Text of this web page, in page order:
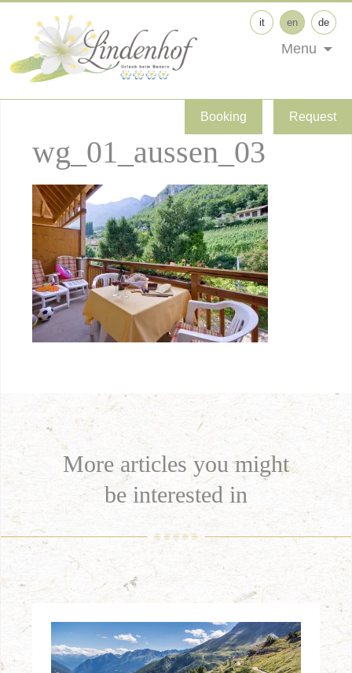
Booking Request
it en de
Menu
wg_01_aussen_03
More articles you might
be interested in